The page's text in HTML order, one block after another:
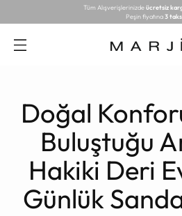
Tüm Alışverişlerinizdeücretsiz
Peşin fiyatına3
Doğal
Buluştuğu
Hakiki Deri
Günlük